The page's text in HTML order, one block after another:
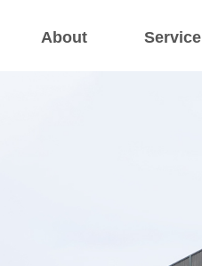
About Service